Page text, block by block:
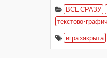
ВСЕ СРАЗУ
текстово-
игра закрыта